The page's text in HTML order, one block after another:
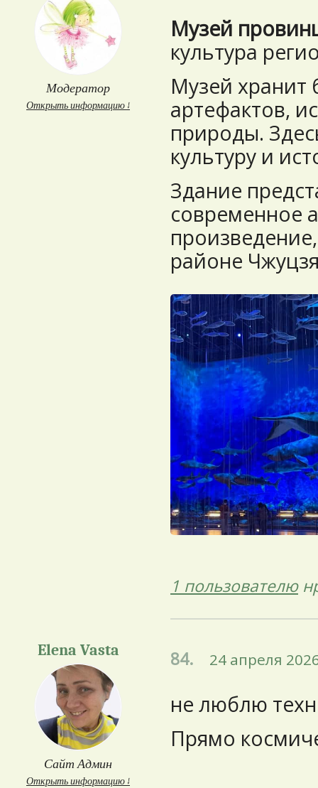
Модератор
Открыть информацию ↓
Музей
культура
Музей хранит
артефактов,
природы.
культуру и
Здание
современное
районе
1 пользователю
Elena Vasta
Сайт Админ
Открыть информацию ↓
84. 24 апреля
не люблю
Прямо